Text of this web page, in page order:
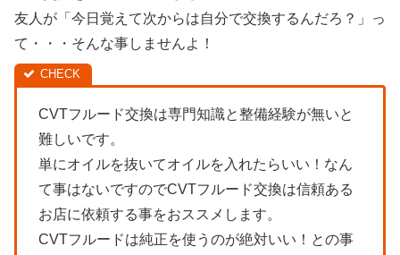
友人が「今日覚えて次からは自分で交換するんだろ？」っ
て・・・そんな事しませんよ！
CVTフルード交換は専門知識と整備経験が無いと
難しいです。
単にオイルを抜いてオイルを入れたらいい！なん
て事はないですのでCVTフルード交換は信頼ある
お店に依頼する事をおススメします。
CVTフルードは純正を使うのが絶対いい！との事